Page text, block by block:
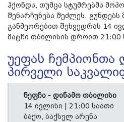
ჰქონდა, თუმცა სტუმრებმა
შენარჩუნება შეძლეს.
განმეორებით შეხვედრას 14
მატჩი თბილისის დროით 21:00
უეფას ჩემპიონთა
პირველი
ნეფჩი - დინამო თბილისი
14 ივლისი | 21:00 საათი
ბაქო, ბაქსელ არენა